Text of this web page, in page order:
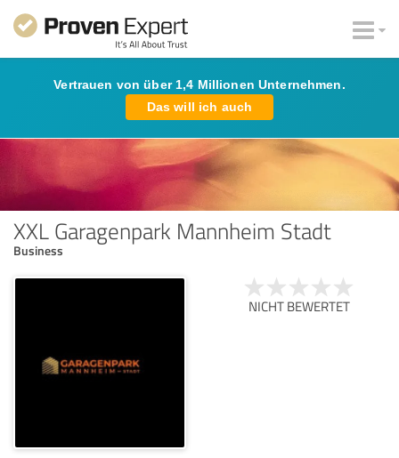
Vertrauen von über 1,4 Millionen Unternehmen.
Das will ich auch
XXL Garagenpark Mannheim Stadt
Business
NICHT BEWERTET